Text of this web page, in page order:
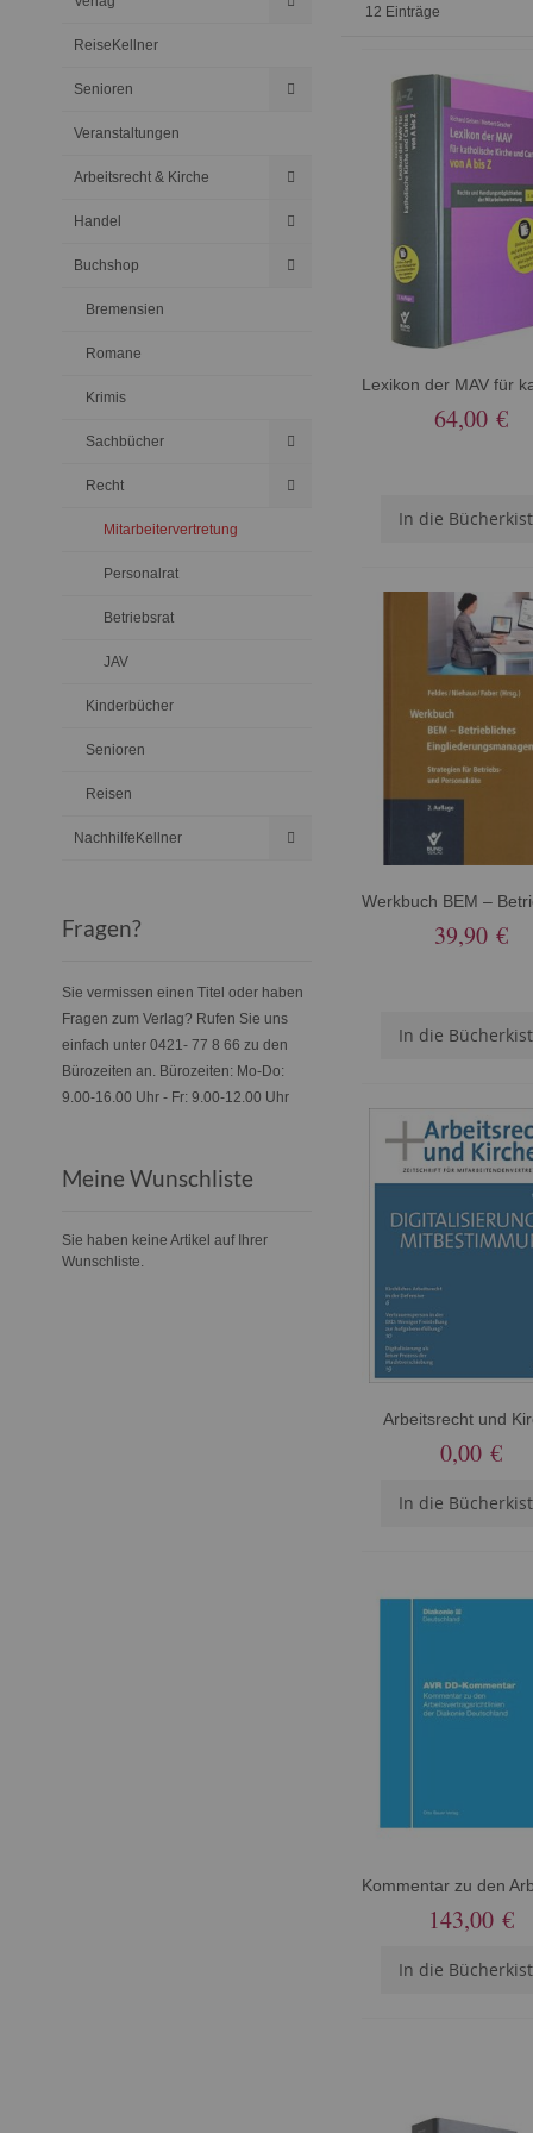
12 Einträge
64,00 €
In die
39,90 €
In die
Arbeitsrecht und
0,00 €
In die
143,00 €
In die
ReiseKellner
Senioren
Veranstaltungen
Arbeitsrecht & Kirche
Handel
Buchshop
Bremensien
Romane
Krimis
Sachbücher
Recht
Mitarbeitervertretung
Personalrat
Betriebsrat
JAV
Kinderbücher
Senioren
Reisen
NachhilfeKellner
Fragen?
Sie vermissen einen Titel oder haben
Fragen zum Verlag? Rufen Sie uns
einfach unter 0421- 77 8 66 zu den
Bürozeiten an. Bürozeiten: Mo-Do:
9.00-16.00 Uhr - Fr: 9.00-12.00 Uhr
Meine Wunschliste
Sie haben keine Artikel auf Ihrer
Wunschliste.